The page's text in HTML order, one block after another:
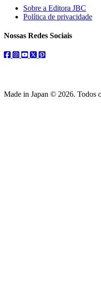
Sobre a Editora JBC
Política de privacidade
Nossas Redes Sociais
facebook
instagram
youtube
twitterpinterest
Made in Japan © 2026. Todos